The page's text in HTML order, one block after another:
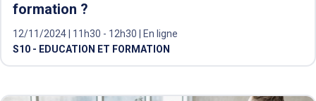
formation ?
12/11/2024 | 11h30 - 12h30 | En ligne
S10 - EDUCATION ET FORMATION